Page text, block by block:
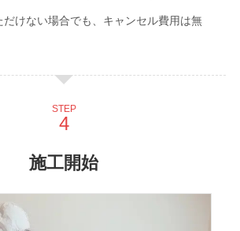
けない場合でも、キャンセル費用は無
STEP
施工開始